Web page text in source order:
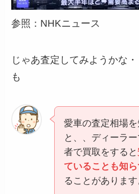
参照：NHKニュース
じゃあ査定してみようかな
も
愛車の査定相場
と、、ディーラ
者で買取をすると
ていることも知
ることがあります